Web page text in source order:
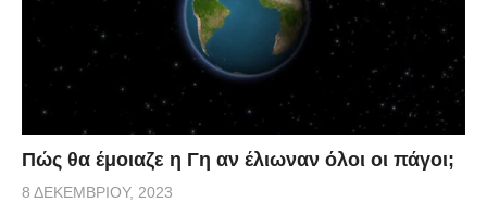
Πώς θα έμοιαζε η Γη αν έλιωναν όλοι οι πάγοι;
8 ΔΕΚΕΜΒΡΊΟΥ, 2023